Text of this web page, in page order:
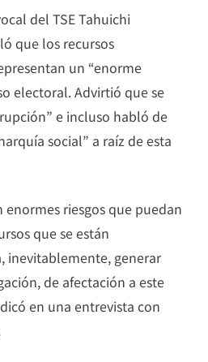
del TSE Tahuichi
que los recursos
un “enorme
electoral. Advirtió que se
e incluso habló de
social” a raíz de esta
enormes riesgos que puedan
que se están
inevitablemente, generar
de afectación a este
en una entrevista con